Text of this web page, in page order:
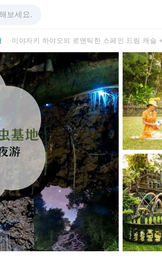
미야자키 하야오의 로맨틱한 스페인 드림 캐슬